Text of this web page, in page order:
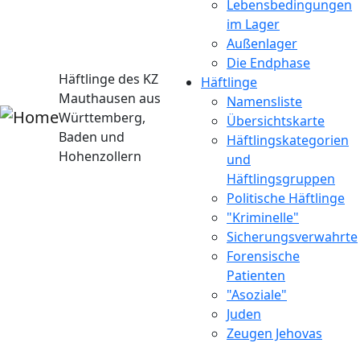
Häftlinge des KZ
Mauthausen aus
Württemberg,
Baden und
Hohenzollern
Lebensbedingungen
im Lager
Außenlager
Die Endphase
Häftlinge
Namensliste
Übersichtskarte
Häftlingskategorien
und
Häftlingsgruppen
Politische Häftlinge
"Kriminelle"
Sicherungsverwahrte
Forensische
Patienten
"Asoziale"
Juden
Zeugen Jehovas